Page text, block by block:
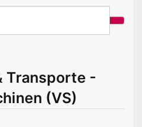
Transporte -
(VS)